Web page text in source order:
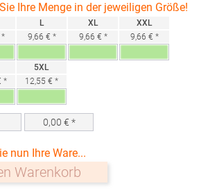
Ihre Menge in der jeweiligen Größe!
*
L
9,66 € *
XL
9,66 € *
XXL
9,66 € *
*
5XL
12,55 € *
0,00 € *
nun Ihre Ware...
Warenkorb